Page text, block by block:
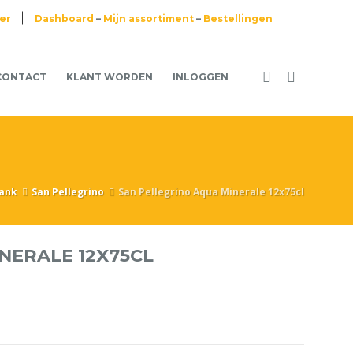
Dashboard – Mijn assortiment – Bestellingen
KLANT WORDEN INLOGGEN
San Pellegrino San Pellegrino Aqua Minerale 12x75cl
12X75CL